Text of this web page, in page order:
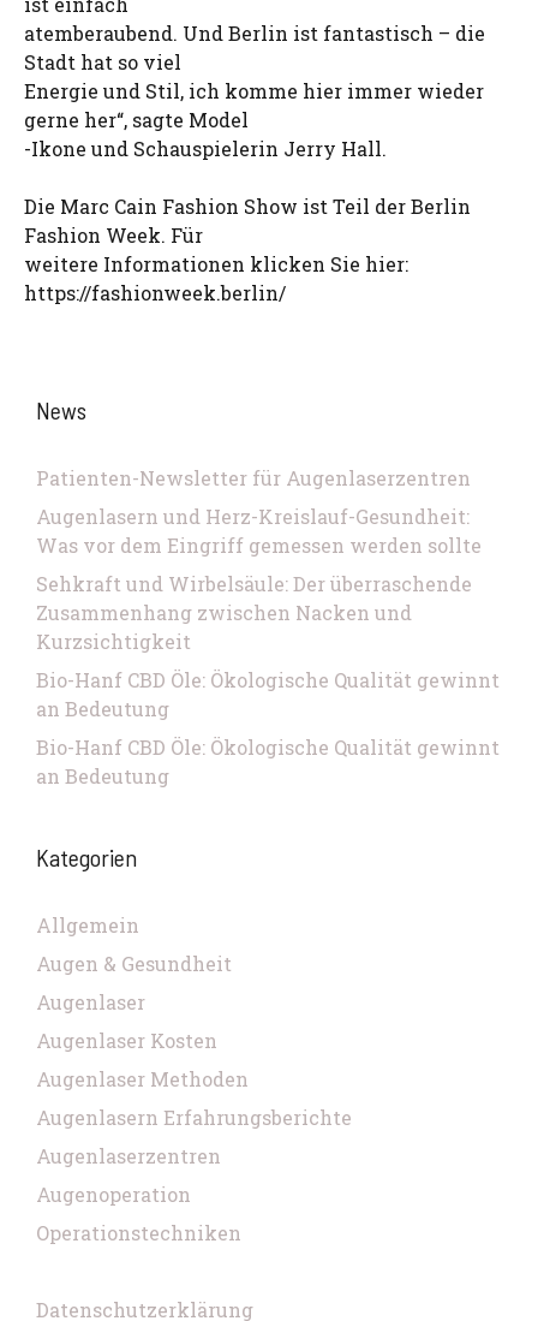
atemberaubend. Und Berlin ist fantastisch – die
Stadt hat so viel
Energie und Stil, ich komme hier immer wieder
gerne her“, sagte Model
-Ikone und Schauspielerin Jerry Hall.
Die Marc Cain Fashion Show ist Teil der Berlin
Fashion Week. Für
weitere Informationen klicken Sie hier:
https://fashionweek.berlin/
News
Patienten-Newsletter für Augenlaserzentren
Augenlasern und Herz-Kreislauf-Gesundheit:
Was vor dem Eingriff gemessen werden sollte
Sehkraft und Wirbelsäule: Der überraschende
Zusammenhang zwischen Nacken und
Kurzsichtigkeit
Bio-Hanf CBD Öle: Ökologische Qualität gewinnt
an Bedeutung
Bio-Hanf CBD Öle: Ökologische Qualität gewinnt
an Bedeutung
Kategorien
Allgemein
Augen & Gesundheit
Augenlaser
Augenlaser Kosten
Augenlaser Methoden
Augenlasern Erfahrungsberichte
Augenlaserzentren
Augenoperation
Operationstechniken
Datenschutzerklärung